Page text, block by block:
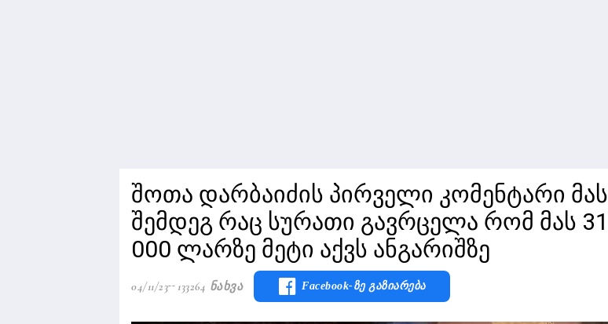
შოთა დარბაიძის პირველი კომენტარი მას
შემდეგ რაც სურათი გავრცელა რომ მას 31
000 ლარზე მეტი აქვს ანგარიშზე
04/11/23 133264 Ნახვა Facebook-Ზე Გაზიარება